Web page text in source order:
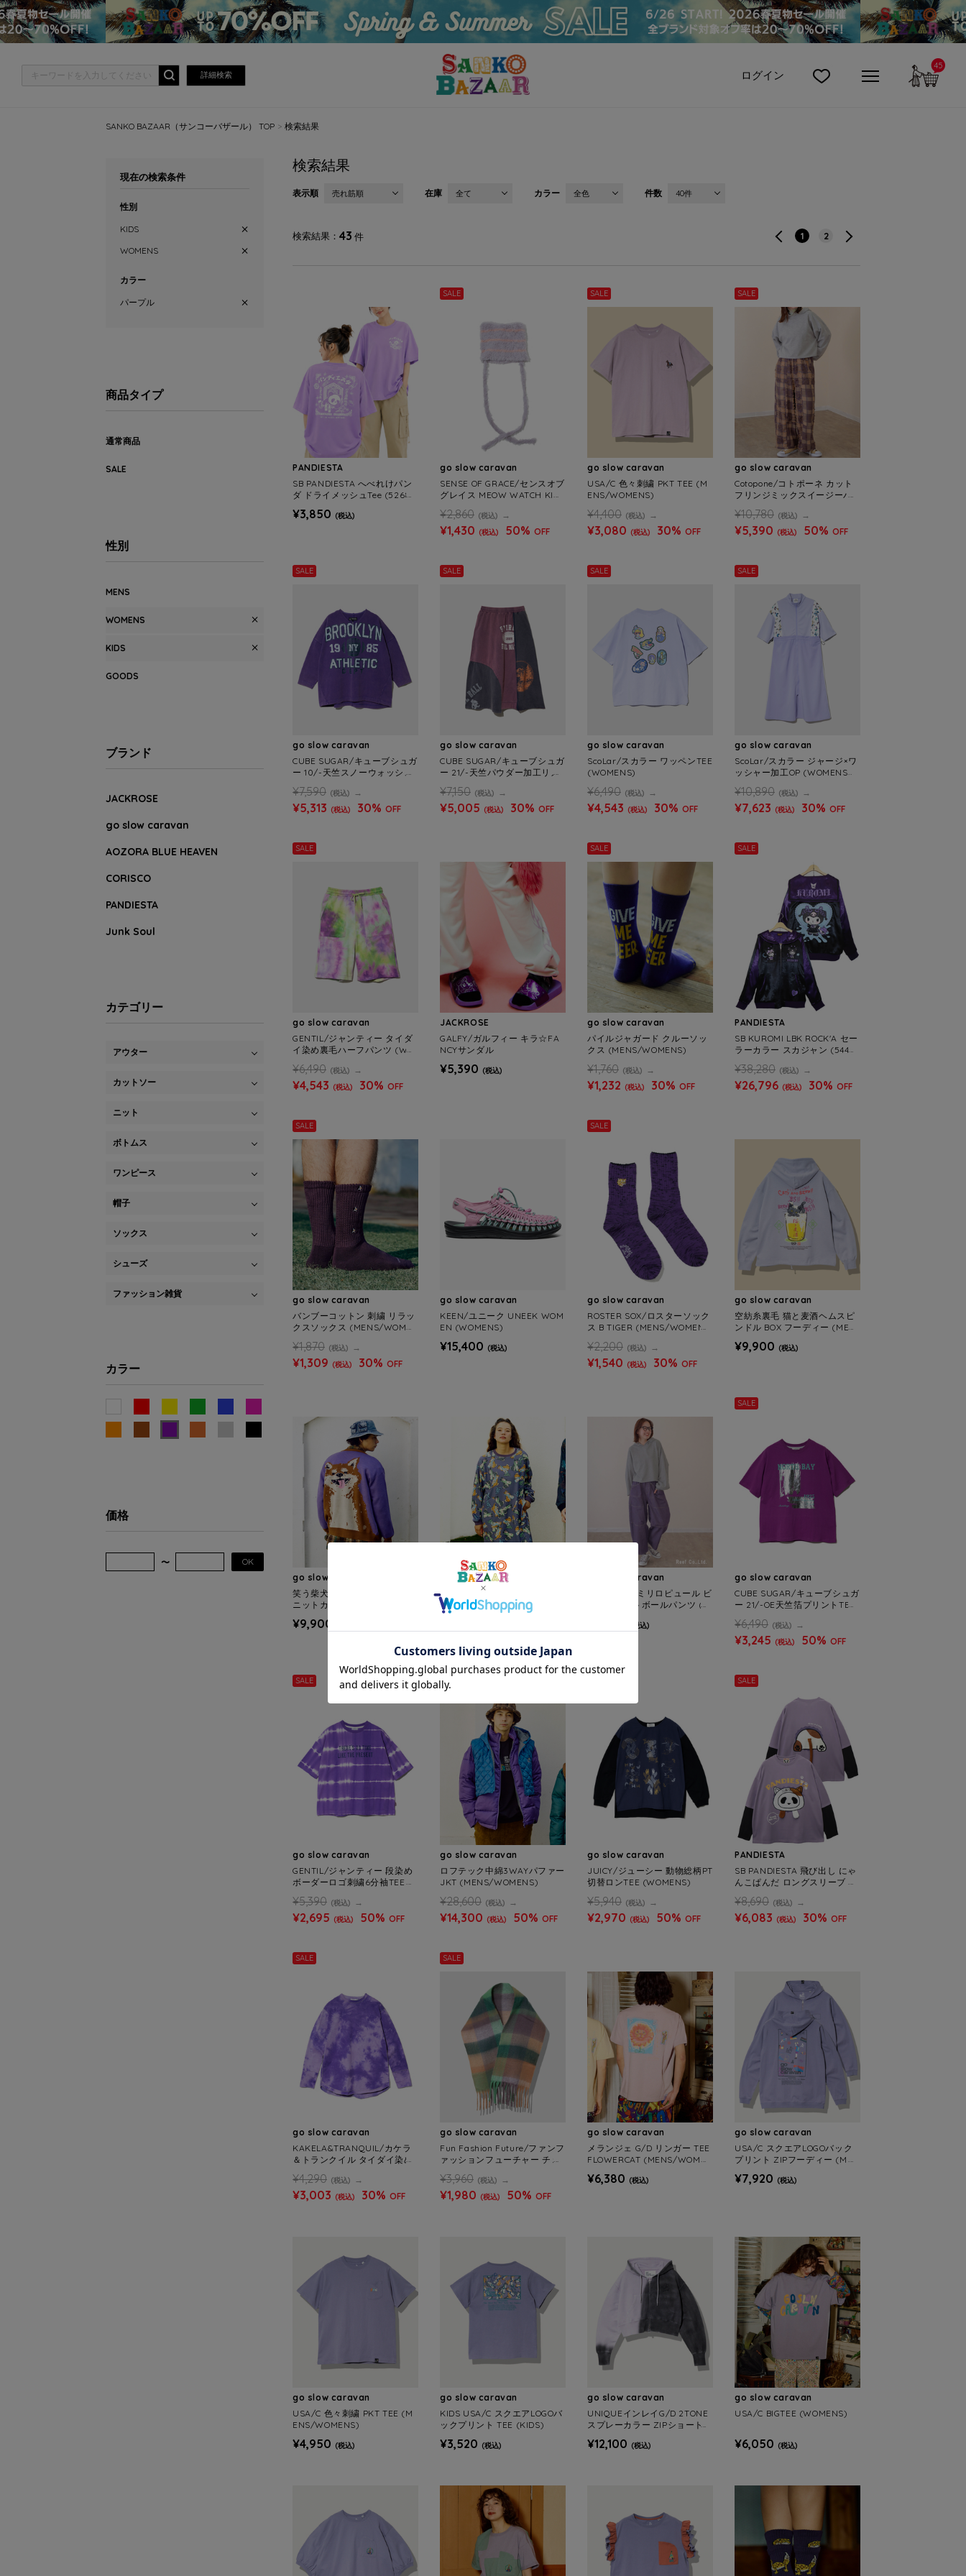
詳細検索 ログイン
45カー
SANKO BAZAAR（サンコーバザール） TOP 検索結果
検索結果
表示順 売れ筋順 在庫 全て カラー 全色 件数 40件
検索結果 43 件 1 2
PANDIESTA
SB PANDIESTA へべれけパン
ダ ドライメッシュTee (52687
¥3,850 (税込)
SALE
go slow caravan
SENSE OF GRACE/センスオブ
グレイス MEOW WATCH KIDS
¥2,860 (税込)
¥1,430 (税込) 50% OFF
SALE
go slow caravan
USA/C 色々刺繍 PKT TEE (M
ENS/WOMENS)
¥4,400 (税込)
¥3,080 (税込) 30% OFF
SALE
go slow caravan
Cotopone/コトポーネ カット
フリンジミックスイージーパ
¥10,780 (税込)
¥5,390 (税込) 50% OFF
SALE
go slow caravan
CUBE SUGAR/キューブシュガ
ー 10/-天竺スノーウォッシュ
NS)
¥7,590 (税込)
¥5,313 (税込) 30% OFF
SALE
go slow caravan
CUBE SUGAR/キューブシュガ
ー 21/-天竺パウダー加工リメ
¥7,150 (税込)
¥5,005 (税込) 30% OFF
SALE
go slow caravan
ScoLar/スカラー ワッペンTEE
(WOMENS)
¥6,490 (税込)
¥4,543 (税込) 30% OFF
SALE
go slow caravan
ScoLar/スカラー ジャージ×ワ
ッシャー加工OP (WOMENS)
¥10,890 (税込)
¥7,623 (税込) 30% OFF
SALE
go slow caravan
GENTIL/ジャンティー タイダ
イ染め裏毛ハーフパンツ (WO
¥6,490 (税込)
¥4,543 (税込) 30% OFF
JACKROSE
GALFY/ガルフィー キラ☆FA
NCYサンダル
¥5,390 (税込)
SALE
go slow caravan
パイルジャガード クルーソッ
クス (MENS/WOMENS)
¥1,760 (税込)
¥1,232 (税込) 30% OFF
SALE
PANDIESTA
SB KUROMI LBK ROCK'A セー
ラーカラー スカジャン (54407
¥38,280 (税込)
¥26,796 (税込) 30% OFF
SALE
go slow caravan
バンブーコットン 刺繍 リラッ
クスソックス (MENS/WOME
¥1,870 (税込)
¥1,309 (税込) 30% OFF
go slow caravan
KEEN/ユニーク UNEEK WOM
EN (WOMENS)
¥15,400 (税込)
SALE
go slow caravan
ROSTER SOX/ロスターソック
ス B TIGER (MENS/WOMEN
¥2,200 (税込)
¥1,540 (税込) 30% OFF
go slow caravan
空紡糸裏毛 猫と麦酒ヘムスピ
ンドル BOX フーディー (MEN
¥9,900 (税込)
go slow caravan
笑う柴犬 IMPACTジャガード
ニットカーディガン (MENS/
¥9,900
go slow caravan
寝るまで気持ちいい総柄スム
ースワンピース (WOMENS)
go slow caravan
mililopiulu/ミリロピュール ビ
ッグポケットボールパンツ (W
(税込)
SALE
go slow caravan
CUBE SUGAR/キューブシュガ
ー 21/-OE天竺箔プリントTEE
¥6,490 (税込)
¥3,245 (税込) 50% OFF
SALE
go slow caravan
GENTIL/ジャンティー 段染め
ボーダーロゴ刺繍6分袖TEE
¥5,390 (税込)
¥2,695 (税込) 50% OFF
SALE
go slow caravan
ロフテック中綿3WAYパファー
JKT (MENS/WOMENS)
¥28,600 (税込)
¥14,300 (税込) 50% OFF
go slow caravan
JUICY/ジューシー 動物総柄PT
切替ロンTEE (WOMENS)
¥5,940 (税込)
¥2,970 (税込) 50% OFF
SALE
PANDIESTA
SB PANDIESTA 飛び出し にゃ
んこぱんだ ロングスリーブ T
NS)
¥8,690 (税込)
¥6,083 (税込) 30% OFF
SALE
go slow caravan
KAKELA&TRANQUIL/カケラ
＆トランクイル タイダイ染め
¥4,290 (税込)
¥3,003 (税込) 30% OFF
SALE
go slow caravan
Fun Fashion Future/ファンフ
ァッションフューチャー チェ
¥3,960 (税込)
¥1,980 (税込) 50% OFF
go slow caravan
メランジェ G/D リンガー TEE
FLOWERCAT (MENS/WOMEN
¥6,380 (税込)
go slow caravan
USA/C スクエアLOGOバック
プリント ZIPフーディー (MEN
¥7,920 (税込)
go slow caravan
USA/C 色々刺繍 PKT TEE (M
ENS/WOMENS)
¥4,950 (税込)
go slow caravan
KIDS USA/C スクエアLOGOバ
ックプリント TEE (KIDS)
¥3,520 (税込)
go slow caravan
UNIQUEインレイG/D 2TONE
スプレーカラー ZIPショートフ
¥12,100 (税込)
go slow caravan
USA/C BIGTEE (WOMENS)
¥6,050 (税込)
現在の検索条件
性別
KIDS
WOMENS
カラー
パープル
商品タイプ
通常商品
SALE
性別
MENS
WOMENS
KIDS
GOODS
ブランド
JACKROSE
go slow caravan
AOZORA BLUE HEAVEN
CORISCO
PANDIESTA
Junk Soul
カテゴリー
アウター
カットソー
ニット
ボトムス
ワンピース
帽子
ソックス
シューズ
ファッション雑貨
カラー
価格
OK